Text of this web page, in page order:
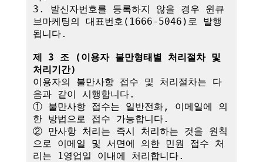
3. 발신자번호를 등록하지 않을 경우 윈큐
브마케팅의 대표번호(1666-5046)로 발행
됩니다.
제 3 조 (이용자 불만형태별 처리절차 및
처리기간)
이용자의 불만사항 접수 및 처리절차는 다
음과 같이 시행합니다.
① 불만사항 접수는 일반전화, 이메일에 의
한 방법으로 접수 가능합니다.
② 만사항 처리는 즉시 처리하는 것을 원칙
으로 이메일 및 서면에 의한 민원 접수 처
리는 1영업일 이내에 처리합니다.